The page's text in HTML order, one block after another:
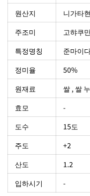
원산지
니가타
주조미
고햐쿠
특정명칭
준마이
정미율
50%
원재료
쌀 , 쌀
효모
-
도수
15도
주도
+2
산도
1.2
입하시기
-